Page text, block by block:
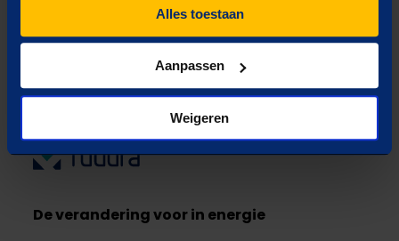
Alles toestaan
Aanpassen
Weigeren
Verduurzamen
De verandering voor in energie